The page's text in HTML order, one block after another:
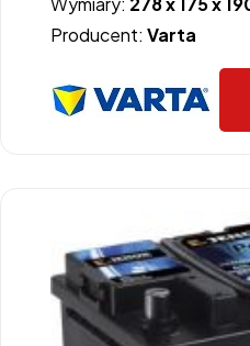
Producent: Varta